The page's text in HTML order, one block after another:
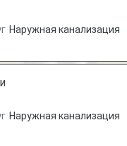
Наружная канализация
Наружная канализация